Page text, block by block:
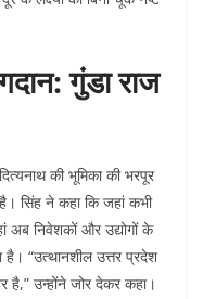
गुंडा राज
की भूमिका की भरपूर
है। सिंह ने कहा कि जहां कभी
अब निवेशकों और उद्योगों के
है। “उत्थानशील उत्तर प्रदेश
है,” उन्होंने जोर देकर कहा।